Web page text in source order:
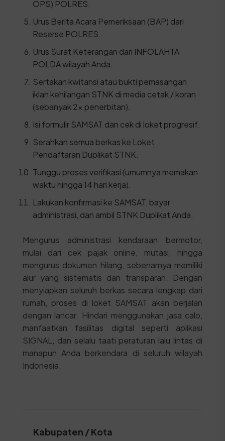
OPS) POLRES.
Urus Berita Acara Pemeriksaan (BAP) dari
Reserse POLRES.
Urus Surat Keterangan dari INFOLAHTA
POLDA wilayah Anda.
Sertakan kwitansi atau bukti pemasangan
iklan kehilangan STNK di media cetak / koran
(sebanyak 2x penerbitan).
Isi formulir SAMSAT dan cek di loket progresif.
Serahkan semua berkas ke Loket
Pendaftaran Duplikat STNK.
Tunggu proses verifikasi (umumnya memakan
waktu hingga 14 hari kerja).
Lakukan konfirmasi ke SAMSAT, bayar
administrasi, dan ambil STNK Duplikat Anda.
Mengurus administrasi kendaraan bermotor,
mulai dari cek pajak online, mutasi, hingga
mengurus dokumen hilang, sebenarnya memiliki
alur yang sistematis dan transparan. Dengan
menyiapkan seluruh berkas secara lengkap dari
rumah, proses di loket SAMSAT akan berjalan
dengan lancar. Hindari menggunakan jasa calo,
manfaatkan fasilitas digital seperti aplikasi
SIGNAL, dan selalu taati peraturan lalu lintas di
manapun Anda berkendara di seluruh wilayah
Indonesia.
Kabupaten / Kota